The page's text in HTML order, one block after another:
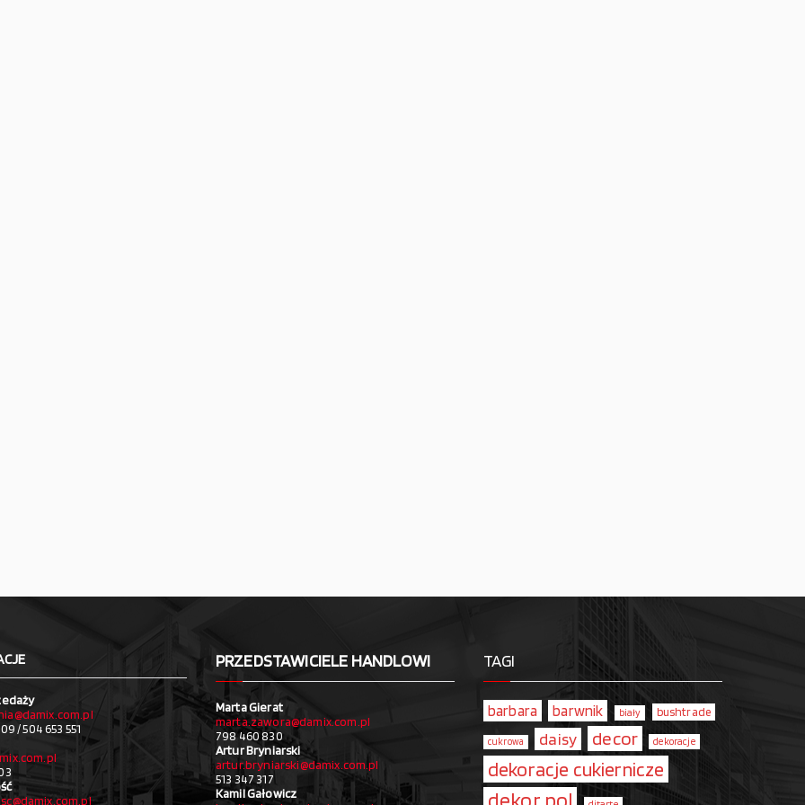
/ 504 653 551
PRZEDSTAWICIELE HANDLOWI
Marta Gierat
marta.zawora@damix.com.pl
798 460 830
Artur Bryniarski
artur.bryniarski@damix.com.pl
513 347 317
Kamil Gałowicz
TAGI
barbara barwnik biały bushtrade
cukrowa daisy decor dekoracje
dekoracje cukiernicze